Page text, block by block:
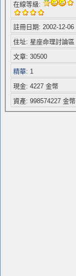
在線等級:
註冊日期: 2002-12-06
住址: 星座命理討論區
文章: 30500
精華: 1
現金: 4227 金幣
資產: 998574227 金幣